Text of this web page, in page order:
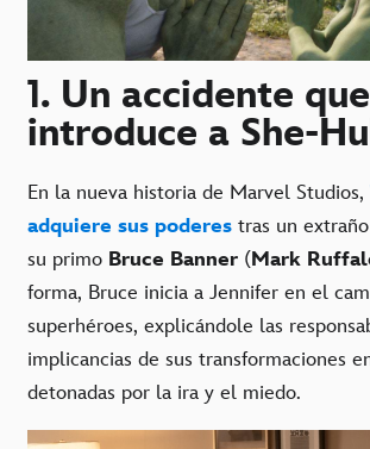
1. Un accidente que
introduce a She-
En la nueva historia de Marvel Studios,
adquiere sus poderes tras un
su primo Bruce Banner (Mark
forma, Bruce inicia a Jennifer en el
superhéroes, explicándole las
implicancias de sus transformaciones
detonadas por la ira y el miedo.